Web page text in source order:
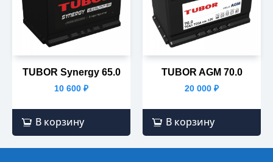
TUBOR Synergy 65.0
10 600 ₽
В корзину
TUBOR AGM 70.0
20 000 ₽
В корзину